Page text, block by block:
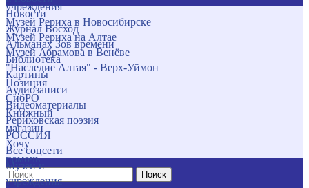
учреждения
Музей Рериха в Новосибирске
Музей Рериха на Алтае
Музей Абрамова в Венёве
"Наследие Алтая" - Верх-Уймон
Позиция
СибРО
Книжный
магазин
Хочу
помочь
Поиск
Новости
Журнал Восход
Альманах Зов времени
Библиотека
Картины
Аудиозаписи
Видеоматериалы
Рериховская поэзия
РОССИЯ
Все соцсети
Музеи и
учреждения